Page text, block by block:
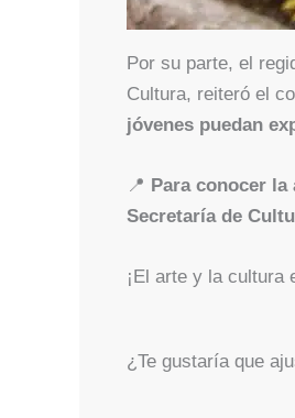
Por su parte, el
Cultura, reiteró el
jóvenes puedan
📍 Para conocer
Secretaría de
¡El arte y la cultura
¿Te gustaría que